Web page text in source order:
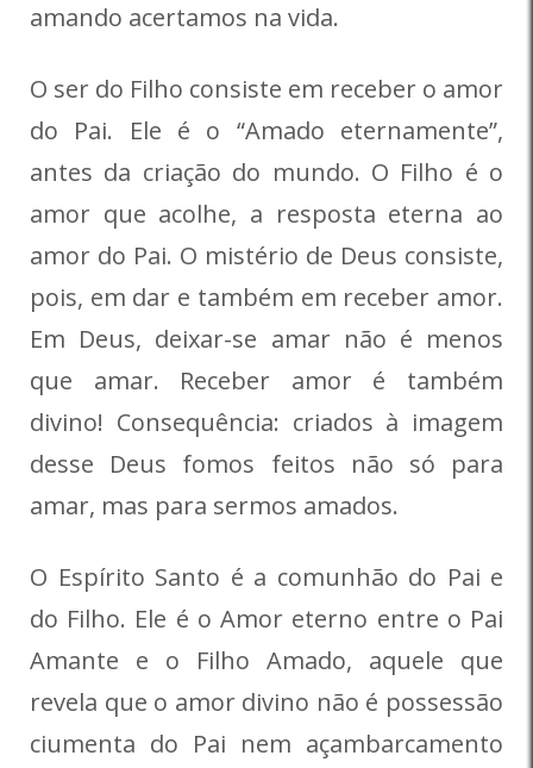
amando acertamos na vida.
O ser do Filho consiste em receber o amor
do Pai. Ele é o “Amado eternamente”,
antes da criação do mundo. O Filho é o
amor que acolhe, a resposta eterna ao
amor do Pai. O mistério de Deus consiste,
pois, em dar e também em receber amor.
Em Deus, deixar-se amar não é menos
que amar. Receber amor é também
divino! Consequência: criados à imagem
desse Deus fomos feitos não só para
amar, mas para sermos amados.
O Espírito Santo é a comunhão do Pai e
do Filho. Ele é o Amor eterno entre o Pai
Amante e o Filho Amado, aquele que
revela que o amor divino não é possessão
ciumenta do Pai nem açambarcamento